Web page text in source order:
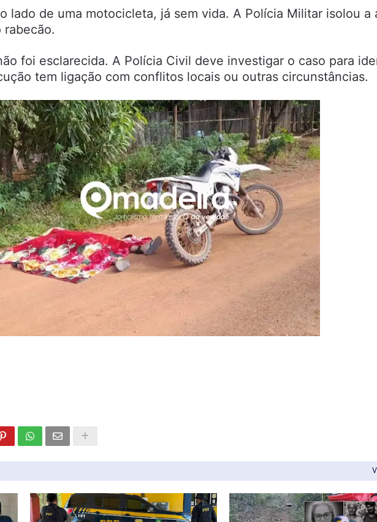
lado de uma motocicleta, já sem vida. A Polícia Militar isolou a
rabecão.
foi esclarecida. A Polícia Civil deve investigar o caso para
tem ligação com conflitos locais ou outras circunstâncias.